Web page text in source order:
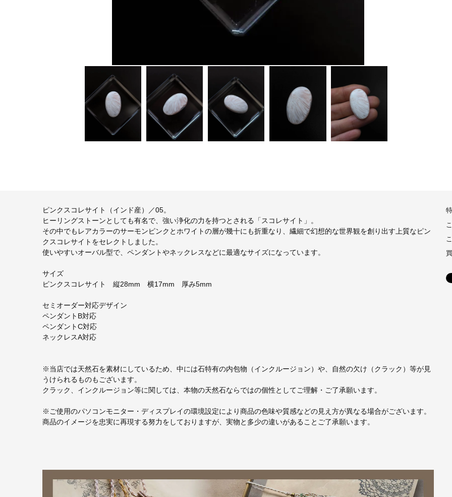
ピンクスコレサイト（インド産）／05。
ヒーリングストーンとしても有名で、強い浄化の力を持つとされる「スコレサイト」。
その中でもレアカラーのサーモンピンクとホワイトの層が幾十にも折重なり、繊細で幻想的な世界観を創り出す上質なピン
クスコレサイトをセレクトしました。
使いやすいオーバル型で、ペンダントやネックレスなどに最適なサイズになっています。
サイズ
ピンクスコレサイト 縦28mm 横17mm 厚み5mm
セミオーダー対応デザイン
ペンダントB対応
ペンダントC対応
ネックレスA対応
※当店では天然石を素材にしているため、中には石特有の内包物（インクルージョン）や、自然の欠け（クラック）等が見
うけられるものもございます。
クラック、インクルージョン等に関しては、本物の天然石ならではの個性としてご理解・ご了承願います。
※ご使用のパソコンモニター・ディスプレイの環境設定により商品の色味や質感などの見え方が異なる場合がございます。
商品のイメージを忠実に再現する努力をしておりますが、実物と多少の違いがあることご了承願います。